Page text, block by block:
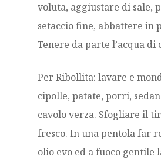
voluta, aggiustare di sale,
setaccio fine, abbattere in
Tenere da parte l’acqua di
Per Ribollita: lavare e
cipolle, patate, porri,
cavolo verza. Sfogliare il
fresco. In una pentola far
olio evo ed a fuoco gentile